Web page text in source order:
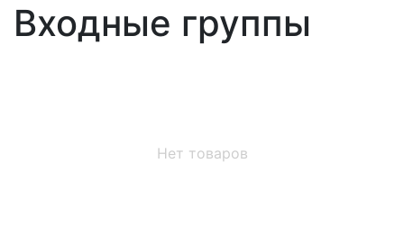
Входные группы
Нет товаров